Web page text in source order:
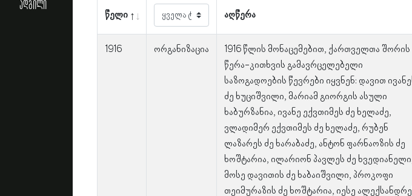
ადგილი
წელი აღწერა
1916 ორგანიზაცია
1916 წლის მონაცემებით, ქართველთა შორის
წერა-კითხვის გამავრცელებელი
საზოგადოების წევრები იყვნენ: დავით
ძე ხუციშვილი, მარიამ გიორგის ასული
ხაბურზანია, ივანე ექვთიმეს ძე ხელაძე,
ვლადიმერ ექვთიმეს ძე ხელაძე, რუბენ
ლაზარეს ძე ხარაბაძე, ანტონ ფარნაოზის ძე
ხოშტარია, ილარიონ პავლეს ძე
მოსე დავითის ძე ხაბაიშვილი, პროკოფი
თეიმურაზის ძე ხოშტარია, იესე